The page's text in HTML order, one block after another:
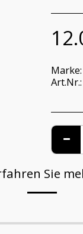
Marke:
Art.Nr.:
Sie